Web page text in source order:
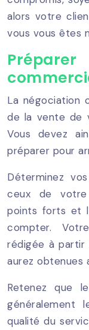
alors votre
vous vous êtes
La négociation
de la vente de
Vous devez
préparer pour
Déterminez
ceux de votre
points forts et
compter.
rédigée à partir
aurez obtenues
Retenez que
généralement
qualité du